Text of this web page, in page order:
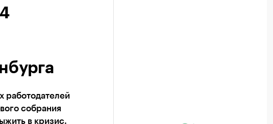
работодателей
собрания
в кризис.